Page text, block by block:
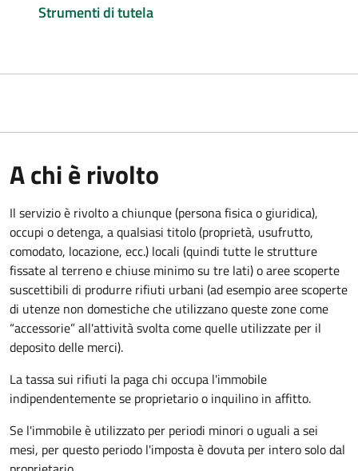
Strumenti di tutela
A chi è rivolto
Il servizio è rivolto a chiunque (persona fisica o giuridica),
occupi o detenga, a qualsiasi titolo (proprietà, usufrutto,
comodato, locazione, ecc.) locali (quindi tutte le strutture
fissate al terreno e chiuse minimo su tre lati) o aree scoperte
suscettibili di produrre rifiuti urbani (ad esempio aree scoperte
di utenze non domestiche che utilizzano queste zone come
“accessorie” all'attività svolta come quelle utilizzate per il
deposito delle merci).
La tassa sui rifiuti la paga chi occupa l'immobile
indipendentemente se proprietario o inquilino in affitto.
Se l'immobile è utilizzato per periodi minori o uguali a sei
mesi, per questo periodo l'imposta è dovuta per intero solo dal